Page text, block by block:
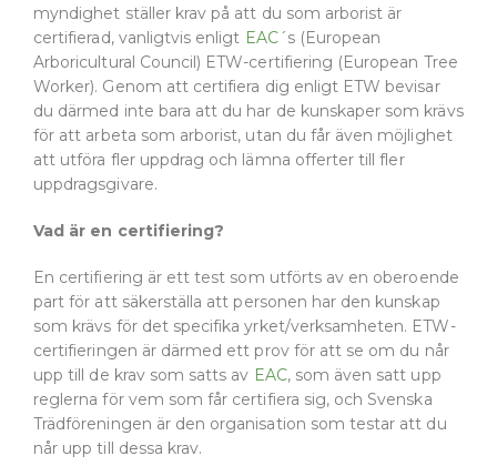
myndighet ställer krav på att du som arborist är
certifierad, vanligtvis enligt EAC´s (European
Arboricultural Council) ETW-certifiering (European Tree
Worker). Genom att certifiera dig enligt ETW bevisar
du därmed inte bara att du har de kunskaper som krävs
för att arbeta som arborist, utan du får även möjlighet
att utföra fler uppdrag och lämna offerter till fler
uppdragsgivare.
Vad är en certifiering?
En certifiering är ett test som utförts av en oberoende
part för att säkerställa att personen har den kunskap
som krävs för det specifika yrket/verksamheten. ETW-
certifieringen är därmed ett prov för att se om du når
upp till de krav som satts av EAC, som även satt upp
reglerna för vem som får certifiera sig, och Svenska
Trädföreningen är den organisation som testar att du
når upp till dessa krav.